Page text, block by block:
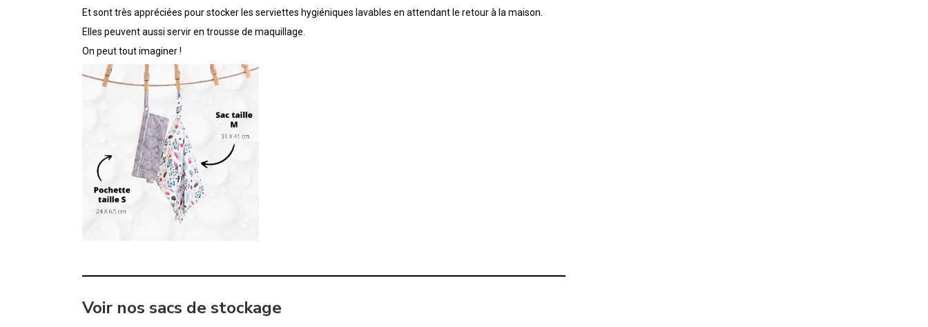
Et sont très appréciées pour stocker les serviettes hygiéniques lavables en attendant le retour à la maison.
Elles peuvent aussi servir en trousse de maquillage.
On peut tout imaginer !
Voir nos sacs de stockage